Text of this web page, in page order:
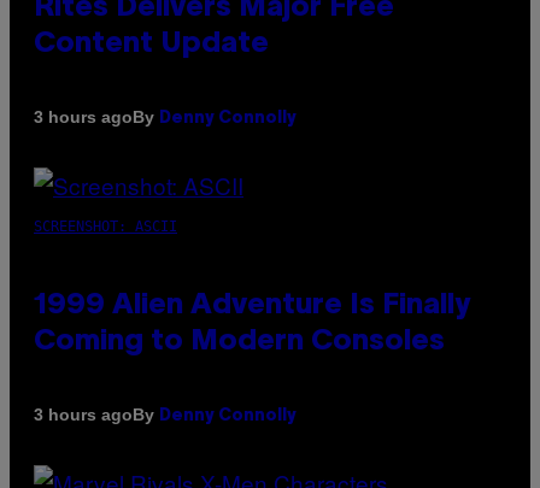
Rites Delivers Major Free
Content Update
3 hours agoBy Denny Connolly
SCREENSHOT: ASCII
1999 Alien Adventure Is Finally
Coming to Modern Consoles
3 hours agoBy Denny Connolly